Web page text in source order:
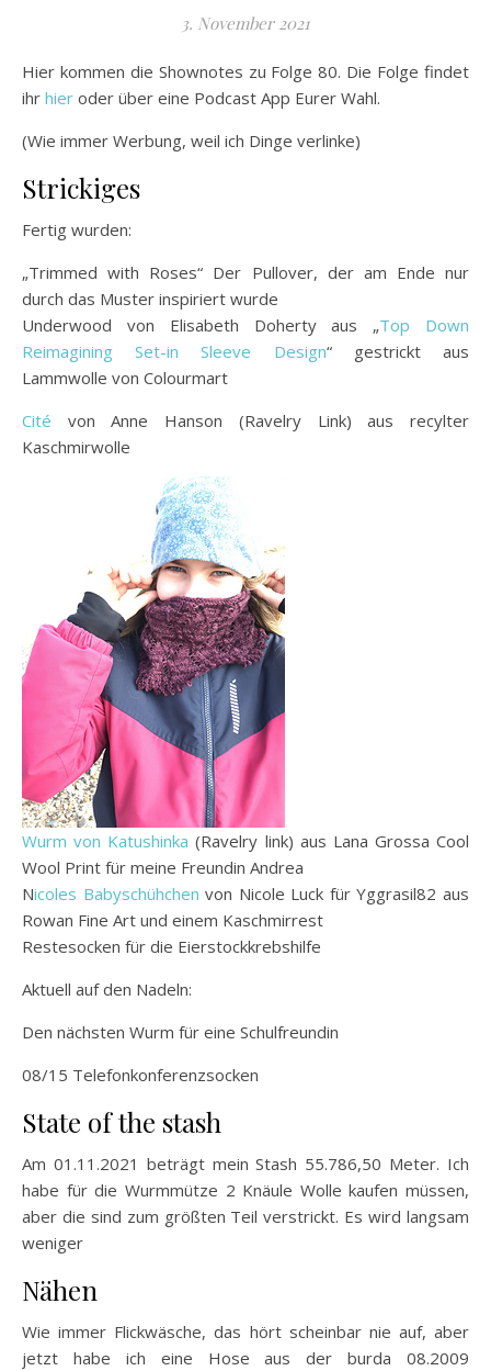
3. November 2021
Hier kommen die Shownotes zu Folge 80. Die Folge findet
ihr hier oder über eine Podcast App Eurer Wahl.
(Wie immer Werbung, weil ich Dinge verlinke)
Strickiges
Fertig wurden:
„Trimmed with Roses“ Der Pullover, der am Ende nur
durch das Muster inspiriert wurde
Underwood von Elisabeth Doherty aus „Top Down
Reimagining Set-in Sleeve Design“ gestrickt aus
Lammwolle von Colourmart
Cité von Anne Hanson (Ravelry Link) aus recylter
Kaschmirwolle
Wurm von Katushinka(Ravelry link) aus Lana Grossa Cool
Wool Print für meine Freundin Andrea
Nicoles Babyschühchenvon Nicole Luck für Yggrasil82 aus
Rowan Fine Art und einem Kaschmirrest
Restesocken für die Eierstockkrebshilfe
Aktuell auf den Nadeln:
Den nächsten Wurm für eine Schulfreundin
08/15 Telefonkonferenzsocken
State of the stash
Am 01.11.2021 beträgt mein Stash 55.786,50 Meter. Ich
habe für die Wurmmütze 2 Knäule Wolle kaufen müssen,
aber die sind zum größten Teil verstrickt. Es wird langsam
weniger
Nähen
Wie immer Flickwäsche, das hört scheinbar nie auf, aber
jetzt habe ich eine Hose aus der burda 08.2009